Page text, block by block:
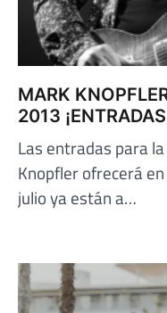
MARK
2013
Las entradas para
Knopfler ofrecerá
julio ya están a…